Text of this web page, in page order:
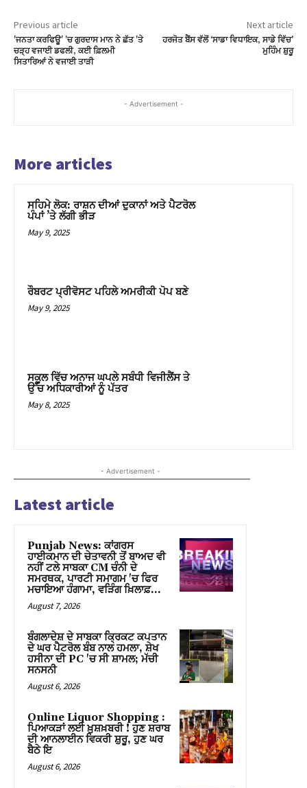
panel
panel
panel
panel
panel
panel
panel
panel
panel
panel
panel
panel
panel
Previous article
'ਜਨਤਾ ਕਰਫਿਊ' 'ਚ ਗੁਰਦਾਸ ਮਾਨ ਨੇ ਛੱਤ 'ਤੇ
ਚੜ੍ਹ ਵਜਾਈ ਡਫਲੀ, ਕਈ ਫ਼ਿਲਮੀ
ਸਿਤਾਰਿਆਂ ਨੇ ਵਜਾਈ ਤਾੜੀ
Next article
ਹਰਜੋਤ ਬੈਂਸ ਵੱਲੋਂ ‘ਸਾਡਾ ਵਿਧਾਇਕ, ਸਾਡੇ ਵਿੱਚ’
ਮੁਹਿੰਮ ਸ਼ੁਰੂ
- Advertisement -
More articles
ਸਹਿਮੇ ਲੋਕ: ਰਾਸ਼ਨ ਦੀਆਂ ਦੁਕਾਨਾਂ ਅਤੇ ਪੈਟਰੋਲ
ਪੰਪਾਂ ’ਤੇ ਲੱਗੀ ਭੀੜ
May 9, 2025
ਰੌਬਰਟ ਪ੍ਰੀਵੋਸਟ ਪਹਿਲੇ ਅਮਰੀਕੀ ਪੋਪ ਬਣੇ
May 9, 2025
ਸਕੂਲ ਵਿੱਚ ਅਨਾਜ ਘਪਲੇ ਸਬੰਧੀ ਵਿਜੀਲੈਂਸ ਤੇ
ਉੱਚ ਅਧਿਕਾਰੀਆਂ ਨੂੰ ਪੱਤਰ
May 8, 2025
- Advertisement -
Latest article
Punjab News: ਕਾਂਗਰਸ
ਹਾਈਕਮਾਨ ਦੀ ਚੇਤਾਵਨੀ ਤੋਂ ਬਾਅਦ ਵੀ
ਨਹੀਂ ਟਲੇ ਸਾਬਕਾ CM ਚੰਨੀ ਦੇ
ਸਮਰਥਕ, ਪਾਰਟੀ ਸਮਾਗਮ 'ਚ ਫਿਰ
ਮਚਾਇਆ ਹੰਗਾਮਾ, ਵੜਿੰਗ ਖ਼ਿਲਾਫ਼...
August 7, 2026
ਬੰਗਲਾਦੇਸ਼ ਦੇ ਸਾਬਕਾ ਕ੍ਰਿਕਟ ਕਪਤਾਨ
ਦੇ ਘਰ ਪੈਟਰੋਲ ਬੰਬ ਨਾਲ ਹਮਲਾ, ਸ਼ੇਖ
ਹਸੀਨਾ ਦੀ PC 'ਚ ਸੀ ਸ਼ਾਮਲ; ਮੱਚੀ
ਸਨਸਨੀ
August 6, 2026
Online Liquor Shopping :
ਪਿਆਕੜਾਂ ਲਈ ਖ਼ੁਸ਼ਖ਼ਬਰੀ ! ਹੁਣ ਸ਼ਰਾਬ
ਦੀ ਆਨਲਾਈਨ ਵਿਕਰੀ ਸ਼ੁਰੂ, ਹੁਣ ਘਰ
ਬੈਠੇ ਇ
August 6, 2026